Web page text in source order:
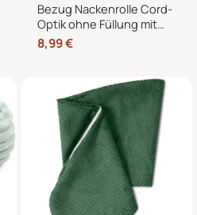
Bezug Nackenrolle Cord-
Optik ohne Füllung mit
Reißverschluss 40 x 15
cm – Ersatzbezug für
Kissenrollen
8,99€